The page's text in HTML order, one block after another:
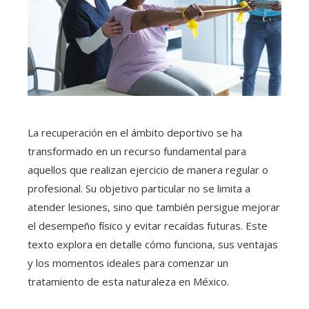
La recuperación en el ámbito deportivo se ha
transformado en un recurso fundamental para
aquellos que realizan ejercicio de manera regular o
profesional. Su objetivo particular no se limita a
atender lesiones, sino que también persigue mejorar
el desempeño físico y evitar recaídas futuras. Este
texto explora en detalle cómo funciona, sus ventajas
y los momentos ideales para comenzar un
tratamiento de esta naturaleza en México.